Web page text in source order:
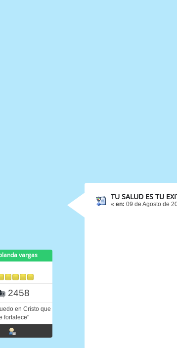
vargas
2458
en Cristo que
fortalece"
TU SALUD ES TU
« en: 09 de Agosto de